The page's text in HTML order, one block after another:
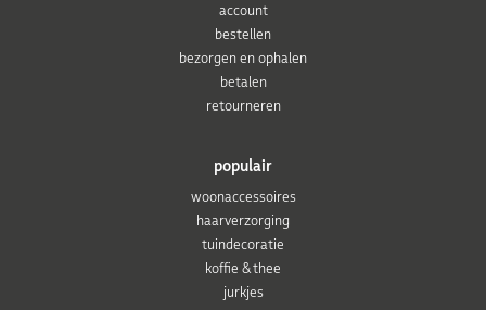
populair
woonaccessoires
haarverzorging
tuindecoratie
koffie & thee
jurkjes
account
bestellen
bezorgen en ophalen
betalen
retourneren